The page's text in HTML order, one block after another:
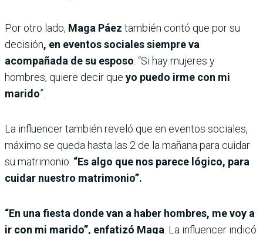
Por otro lado, Maga Páez también contó que por su
decisión, en eventos sociales siempre va
acompañada de su esposo: “Si hay mujeres y
hombres, quiere decir que yo puedo irme con mi
marido”.
La influencer también reveló que en eventos sociales,
máximo se queda hasta las 2 de la mañana para cuidar
su matrimonio. “Es algo que nos parece lógico, para
cuidar nuestro matrimonio”.
“En una fiesta donde van a haber hombres, me voy a
ir con mi marido”, enfatizó Maga . La influencer indicó